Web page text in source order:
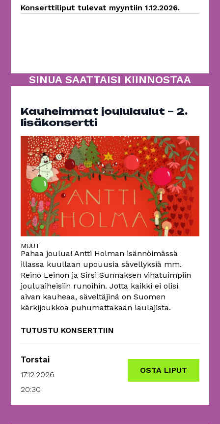
Konserttiliput tulevat myyntiin 1.12.2026.
SINUA SAATTAISI KIINNOSTAA
Kauheimmat joululaulut – 2.
lisäkonsertti
MUUT
Pahaa joulua! Antti Holman isännöimässä
illassa kuullaan upouusia sävellyksiä mm.
Reino Leinon ja Sirsi Sunnaksen vihatuimpiin
jouluaiheisiin runoihin. Jotta kaikki ei olisi
aivan kauheaa, säveltäjinä on Suomen
kärkijoukkoa puhumattakaan laulajista.
TUTUSTU KONSERTTIIN
Torstai
17.12.2026
20:30
OSTA LIPUT